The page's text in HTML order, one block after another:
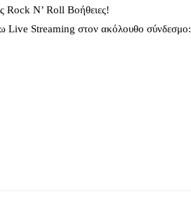
Rock N’ Roll Βοήθειες!
Live Streaming στον ακόλουθο σύνδεσμο: